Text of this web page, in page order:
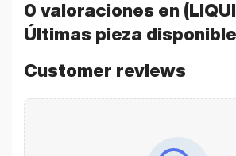
0 valoraciones en
Últimas pieza disponible
Customer reviews